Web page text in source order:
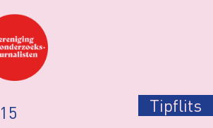
Tipflits